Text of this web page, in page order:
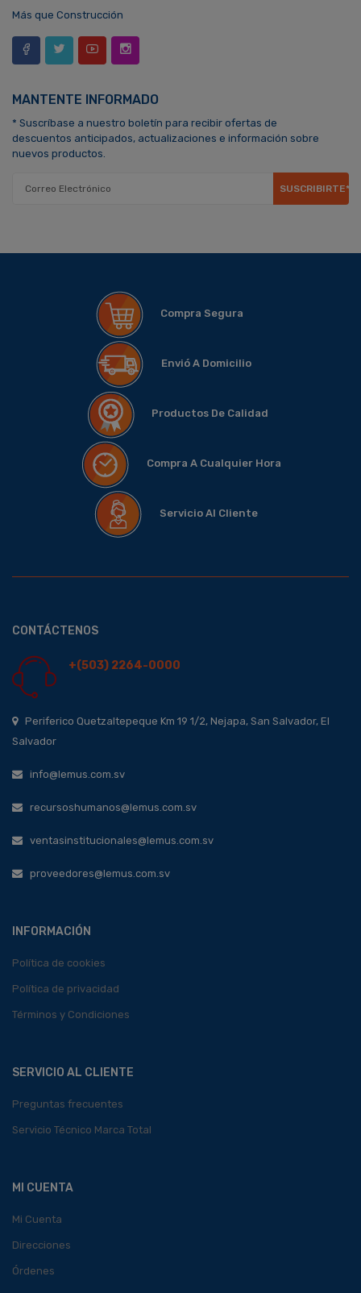
Más que Construcción
MANTENTE INFORMADO
* Suscríbase a nuestro boletín para recibir ofertas de
descuentos anticipados, actualizaciones e información sobre
nuevos productos.
SUSCRIBIRTE*
Compra Segura
Envió A Domicilio
Productos De Calidad
Compra A Cualquier Hora
Servicio Al Cliente
CONTÁCTENOS
+(503) 2264-0000
Periferico Quetzaltepeque Km 19 1/2, Nejapa, San Salvador, El
Salvador
info@lemus.com.sv
recursoshumanos@lemus.com.sv
ventasinstitucionales@lemus.com.sv
proveedores@lemus.com.sv
INFORMACIÓN
Política de cookies
Política de privacidad
Términos y Condiciones
SERVICIO AL CLIENTE
Preguntas frecuentes
Servicio Técnico Marca Total
MI CUENTA
Mi Cuenta
Direcciones
Órdenes